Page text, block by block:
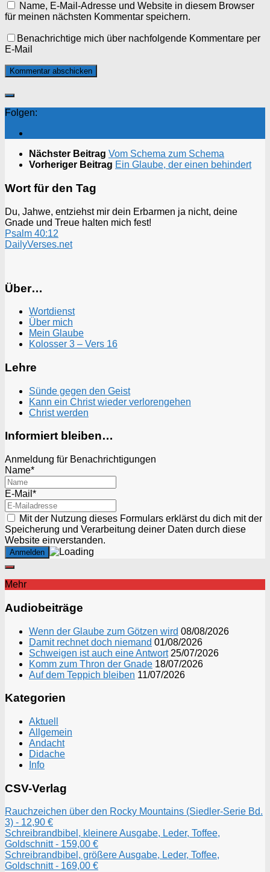
Name, E-Mail-Adresse und Website in diesem Browser
für meinen nächsten Kommentar speichern.
Benachrichtige mich über nachfolgende Kommentare per
E-Mail
Folgen:
Nächster Beitrag Vom Schema zum Schema
Vorheriger Beitrag Ein Glaube, der einen behindert
Wort für den Tag
Du, Jahwe, entziehst mir dein Erbarmen ja nicht, deine
Gnade und Treue halten mich fest!
Psalm 40:12
DailyVerses.net
Über…
Wortdienst
Über mich
Mein Glaube
Kolosser 3 – Vers 16
Lehre
Sünde gegen den Geist
Kann ein Christ wieder verlorengehen
Christ werden
Informiert bleiben…
Anmeldung für Benachrichtigungen
Name*
E-Mail*
Mit der Nutzung dieses Formulars erklärst du dich mit der
Speicherung und Verarbeitung deiner Daten durch diese
Website einverstanden.
Mehr
Audiobeiträge
Wenn der Glaube zum Götzen wird 08/08/2026
Damit rechnet doch niemand 01/08/2026
Schweigen ist auch eine Antwort 25/07/2026
Komm zum Thron der Gnade 18/07/2026
Auf dem Teppich bleiben 11/07/2026
Kategorien
Aktuell
Allgemein
Andacht
Didache
Info
CSV-Verlag
Rauchzeichen über den Rocky Mountains (Siedler-Serie Bd.
3) - 12,90 €
Schreibrandbibel, kleinere Ausgabe, Leder, Toffee,
Goldschnitt - 159,00 €
Schreibrandbibel, größere Ausgabe, Leder, Toffee,
Goldschnitt - 169,00 €